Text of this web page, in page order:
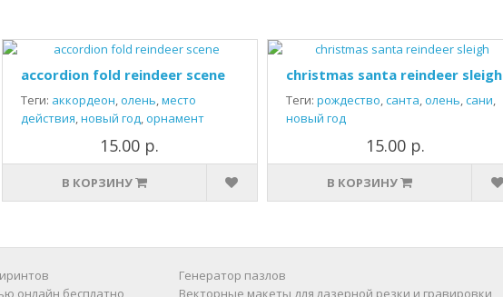
accordion fold reindeer scene
Теги: аккордеон,олень,место
действия,новый год,орнамент
15.00 р.
В КОРЗИНУ
christmas santa reindeer sleigh
Теги: рождество,санта,олень,сани,
новый год
15.00 р.
В КОРЗИНУ
онлайн бесплатно
Генератор пазлов
Векторные макеты для лазерной резки и гравировки